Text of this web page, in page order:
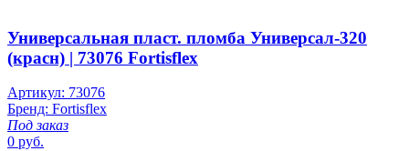
Универсальная пласт. пломба Универсал-320
(красн) | 73076 Fortisflex
Артикул: 73076
Бренд: Fortisflex
Под заказ
0 руб.